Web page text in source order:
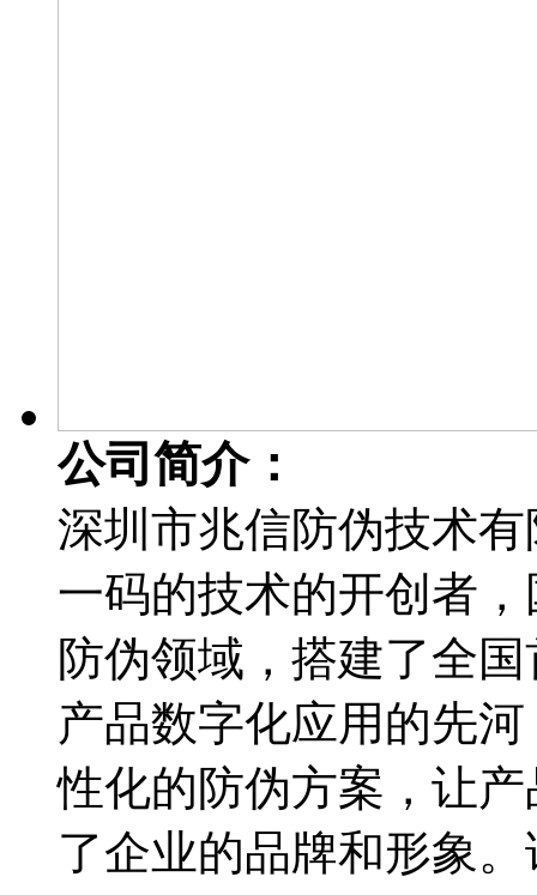
公司简介：
深圳市兆信防伪技术
一码的技术的开创者
防伪领域，搭建了全
产品数字化应用的先
性化的防伪方案，让
了企业的品牌和形象